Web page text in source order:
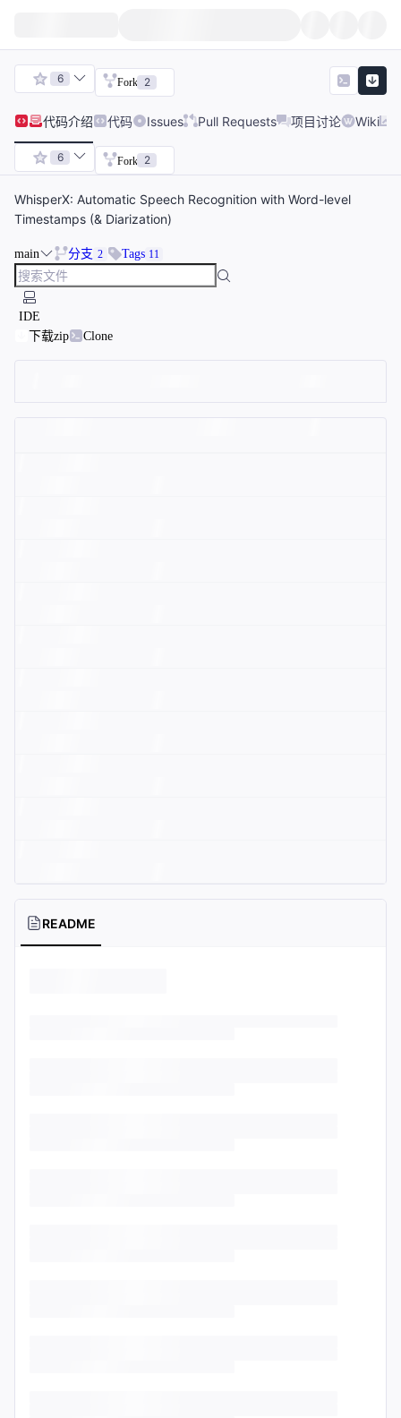
6 Fork 2
代码介绍 代码 Issues Pull Requests 项目讨论 Wiki
6 Fork 2
WhisperX: Automatic Speech Recognition with Word-level
Timestamps (& Diarization)
main 分支 2 Tags 11
IDE
下载zip
Clone
README